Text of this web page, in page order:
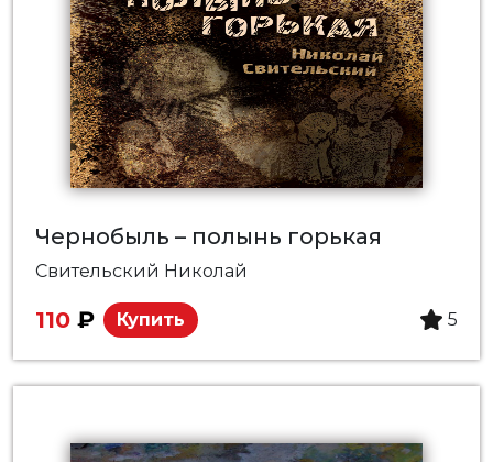
Чернобыль – полынь горькая
Свительский Николай
110 ₽ Купить 5